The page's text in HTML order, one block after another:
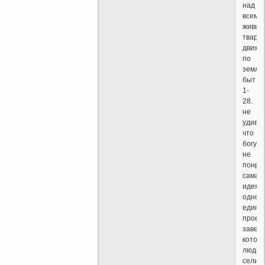
над
всеми
по
быт
1-
28.
не
что
богу
не
сама
идея
одного
люди
сели